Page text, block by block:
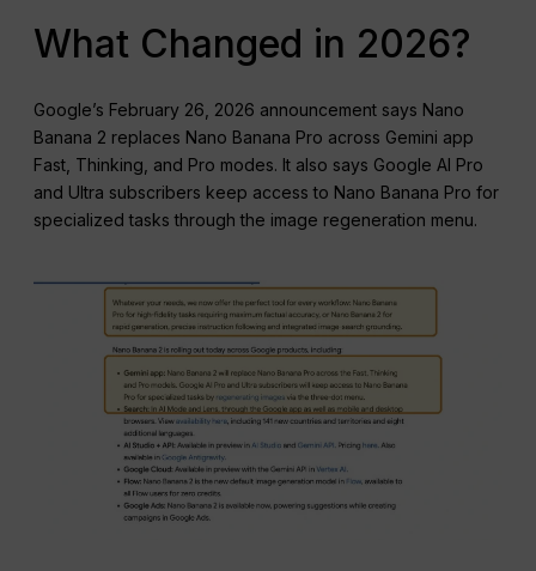
What Changed in 2026?
Google’s February 26, 2026 announcement says Nano
Banana 2 replaces Nano Banana Pro across Gemini app
Fast, Thinking, and Pro modes. It also says Google AI Pro
and Ultra subscribers keep access to Nano Banana Pro for
specialized tasks through the image regeneration menu.